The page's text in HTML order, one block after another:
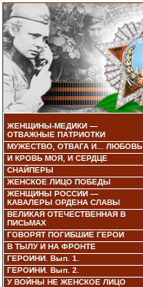
ЖЕНЩИНЫ-МЕДИКИ —
ОТВАЖНЫЕ ПАТРИОТКИ
МУЖЕСТВО, ОТВАГА И... ЛЮБОВЬ
И КРОВЬ МОЯ, И СЕРДЦЕ
СНАЙПЕРЫ
ЖЕНСКОЕ ЛИЦО ПОБЕДЫ
ЖЕНЩИНЫ РОССИИ —
КАВАЛЕРЫ ОРДЕНА СЛАВЫ
ВЕЛИКАЯ ОТЕЧЕСТВЕННАЯ В
ПИСЬМАХ
ГОВОРЯТ ПОГИБШИЕ ГЕРОИ
В ТЫЛУ И НА ФРОНТЕ
ГЕРОИНИ. Вып. 1.
ГЕРОИНИ. Вып. 2.
У ВОЙНЫ НЕ ЖЕНСКОЕ ЛИЦО